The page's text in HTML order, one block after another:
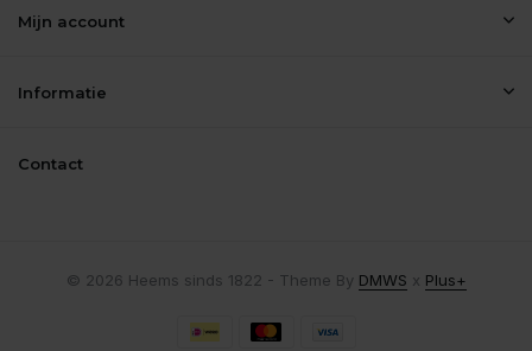
Mijn account
Informatie
Contact
© 2026 Heems sinds 1822 - Theme By DMWS x Plus+